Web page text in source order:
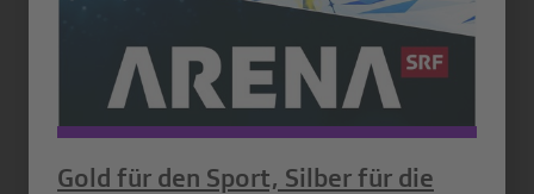
Gold für den Sport, Silber für die